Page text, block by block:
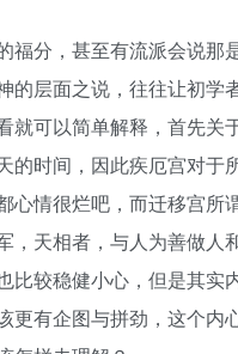
福分，甚至有流派会说那
的层面之说，往往让初学
就可以简单解释，首先关
的时间，因此疾厄宫对于
心情很烂吧，而迁移宫所
，天相者，与人为善做人
比较稳健小心，但是其实
更有企图与拼劲，这个内